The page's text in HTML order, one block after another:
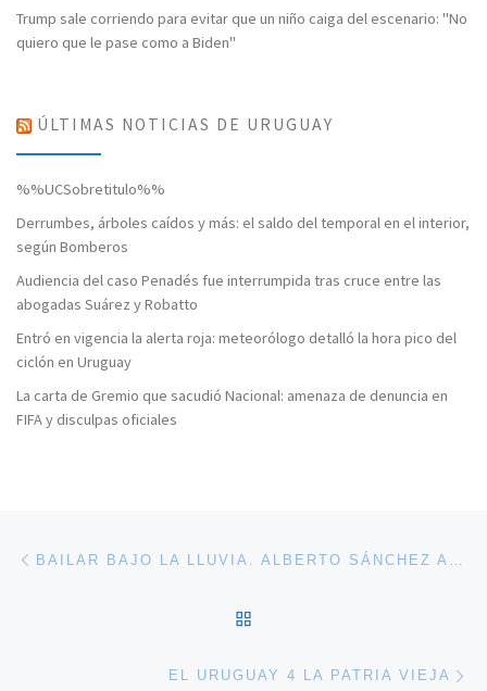
Trump sale corriendo para evitar que un niño caiga del escenario: "No
quiero que le pase como a Biden"
ÚLTIMAS NOTICIAS DE URUGUAY
%%UCSobretitulo%%
Derrumbes, árboles caídos y más: el saldo del temporal en el interior,
según Bomberos
Audiencia del caso Penadés fue interrumpida tras cruce entre las
abogadas Suárez y Robatto
Entró en vigencia la alerta roja: meteorólogo detalló la hora pico del
ciclón en Uruguay
La carta de Gremio que sacudió Nacional: amenaza de denuncia en
FIFA y disculpas oficiales
Navegación de entradas
EL URUGUAY 4 LA PATRIA VIEJA